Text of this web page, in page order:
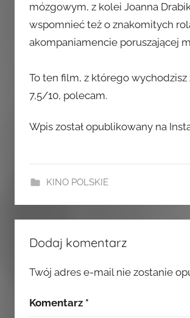
mózgowym, z kolei Joanna
wspomnieć też o znakomitych
akompaniamencie poruszającej
To ten film, z którego wychodzisz
7,5/10, polecam.
Wpis został opublikowany na
KINO POLSKIE
Dodaj komentarz
Twój adres e-mail nie zostanie
Komentarz *